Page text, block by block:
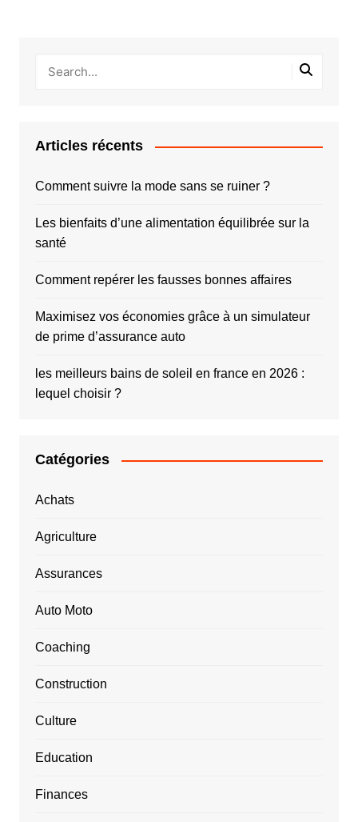
Articles récents
Comment suivre la mode sans se ruiner ?
Les bienfaits d’une alimentation équilibrée sur la
santé
Comment repérer les fausses bonnes affaires
Maximisez vos économies grâce à un simulateur
de prime d’assurance auto
les meilleurs bains de soleil en france en 2026 :
lequel choisir ?
Catégories
Achats
Agriculture
Assurances
Auto Moto
Coaching
Construction
Culture
Education
Finances